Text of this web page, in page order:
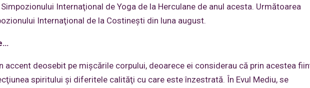
Internaţional de Yoga de la Herculane de anul acesta. Următoarea
Internaţional de la Costineşti din luna august.
accent deosebit pe mişcările corpului, deoarece ei considerau că prin acestea
spiritului şi diferitele calităţi cu care este înzestrată. În Evul Mediu, se